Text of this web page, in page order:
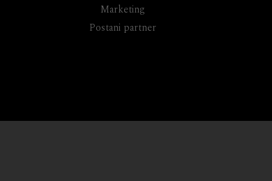
Marketing
Postani partner